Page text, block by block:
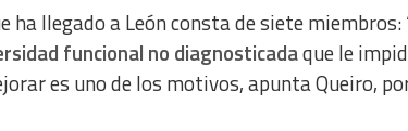
llegado a León consta de siete miembros:
funcional no diagnosticadaque le
es uno de los motivos, apunta Queiro,